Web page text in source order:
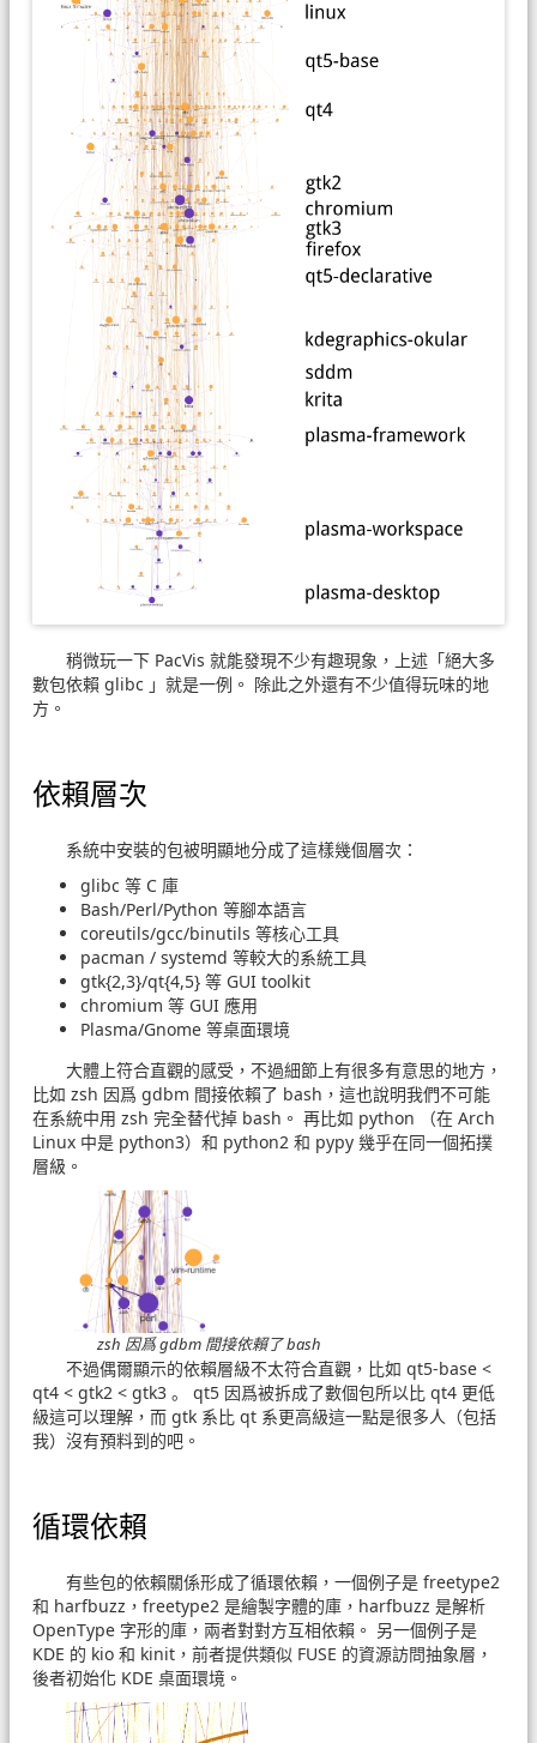
稍微玩一下 PacVis 就能發現不少有趣現象，上述「絕大多
數包依賴 glibc 」就是一例。 除此之外還有不少值得玩味的地
方。
依賴層次
系統中安裝的包被明顯地分成了這樣幾個層次：
glibc 等 C 庫
Bash/Perl/Python 等腳本語言
coreutils/gcc/binutils 等核心工具
pacman / systemd 等較大的系統工具
gtk{2,3}/qt{4,5} 等 GUI toolkit
chromium 等 GUI 應用
Plasma/Gnome 等桌面環境
大體上符合直觀的感受，不過細節上有很多有意思的地方，
比如 zsh 因爲 gdbm 間接依賴了 bash，這也說明我們不可能
在系統中用 zsh 完全替代掉 bash。 再比如 python （在 Arch
Linux 中是 python3）和 python2 和 pypy 幾乎在同一個拓撲
層級。
zsh 因爲 gdbm 間接依賴了 bash
不過偶爾顯示的依賴層級不太符合直觀，比如 qt5-base <
qt4 < gtk2 < gtk3 。 qt5 因爲被拆成了數個包所以比 qt4 更低
級這可以理解，而 gtk 系比 qt 系更高級這一點是很多人（包括
我）沒有預料到的吧。
循環依賴
有些包的依賴關係形成了循環依賴，一個例子是 freetype2
和 harfbuzz，freetype2 是繪製字體的庫，harfbuzz 是解析
OpenType 字形的庫，兩者對對方互相依賴。 另一個例子是
KDE 的 kio 和 kinit，前者提供類似 FUSE 的資源訪問抽象層，
後者初始化 KDE 桌面環境。